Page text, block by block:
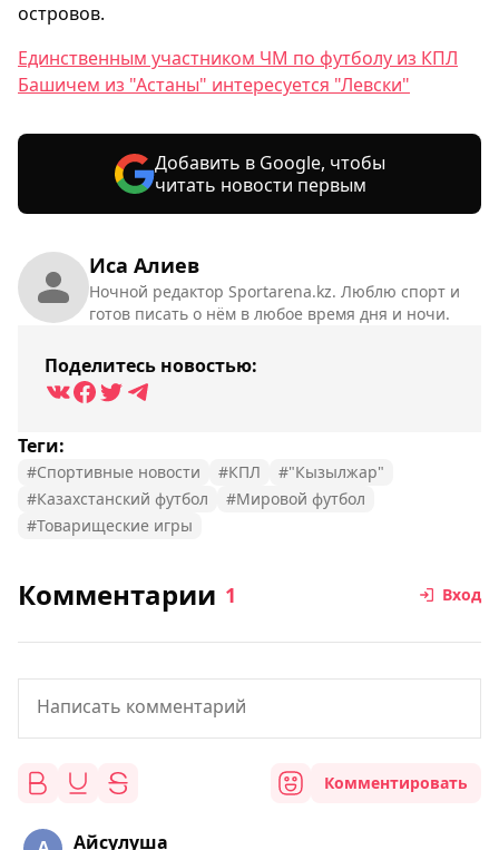
Иса Алиев
Ночной редактор Sportarena.kz. Люблю спорт и
готов писать о нём в любое время дня и ночи.
Поделитесь новостью:
Теги:
#Спортивные новости #КПЛ
#"Кызылжар"
#Казахстанский футбол
#Мировой футбол
#Товарищеские игры
островов.
Единственным участником ЧМ по футболу из КПЛ
Башичем из "Астаны" интересуется "Левски"
Добавить в Google, чтобы
читать новости первым
Комментарии 1 Вход
Комментировать
Айсулуша